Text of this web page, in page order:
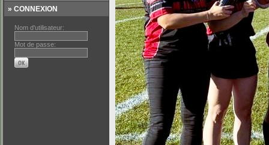
» CONNEXION
Nom d'utilisateur:
Mot de passe: